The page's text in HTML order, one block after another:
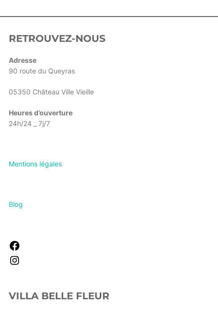
RETROUVEZ-NOUS
Adresse
90 route du Queyras
05350 Château Ville Vieille
Heures d’ouverture
24h/24 _ 7j/7
Mentions légales
Blog
VILLA BELLE FLEUR